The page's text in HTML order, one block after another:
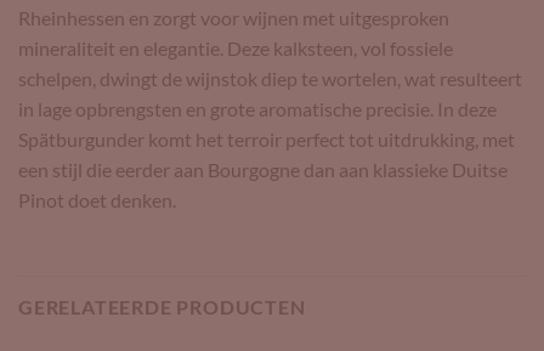
Rheinhessen en zorgt voor wijnen met uitgesproken
mineraliteit en elegantie. Deze kalksteen, vol fossiele
schelpen, dwingt de wijnstok diep te wortelen, wat resulteert
in lage opbrengsten en grote aromatische precisie. In deze
Spätburgunder komt het terroir perfect tot uitdrukking, met
een stijl die eerder aan Bourgogne dan aan klassieke Duitse
Pinot doet denken.
GERELATEERDE PRODUCTEN